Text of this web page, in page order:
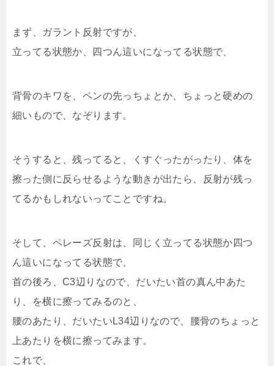
まず、ガラント反射ですが、
立ってる状態か、四つん這いになってる状態で、
背骨のキワを、ペンの先っちょとか、ちょっと硬めの
細いもので、なぞります。
そうすると、残ってると、くすぐったがったり、体を
擦った側に反らせるような動きが出たら、反射が残っ
てるかもしれないってことですね。
そして、ペレーズ反射は、同じく立ってる状態か四つ
ん這いになってる状態で、
首の後ろ、C3辺りなので、だいたい首の真ん中あた
り、を横に擦ってみるのと、
腰のあたり、だいたいL34辺りなので、腰骨のちょっと
上あたりを横に擦ってみます。
これで、